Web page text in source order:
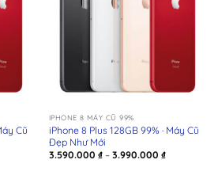
Cũ
IPHONE 8 MÁY CŨ 99%
iPhone 8 Plus 128GB 99% · Máy Cũ
Đẹp Như Mới
3.590.000 ₫ – 3.990.000 ₫Khoảng